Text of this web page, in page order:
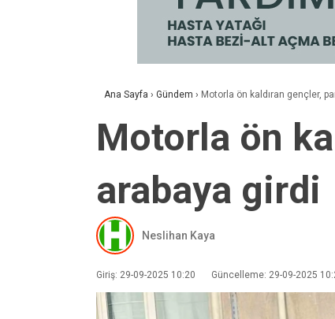
Ana Sayfa › Gündem › Motorla ön kaldıran gençler,
Motorla ön
arabaya girdi
Neslihan Kaya
Giriş: 29-09-2025 10:20 Güncelleme: 29-09-2025